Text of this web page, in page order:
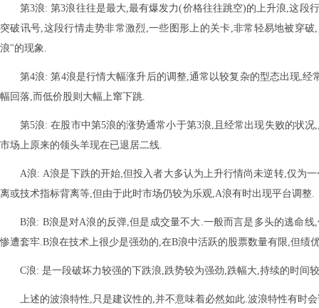
第3浪: 第3浪往往是最大,最有爆发力(价格往往跳空)的上升浪,这段
突破讯号,这段行情走势非常激烈,一些图形上的关卡,非常轻易地被穿
浪"的现象.
第4浪: 第4浪是行情大幅涨升后的调整,通常以较复杂的型态出现,
幅回落,而低价股则大幅上窜下跳.
第5浪: 在股市中第5浪的涨势通常小于第3浪,且经常出现失败的状
市场上原来的领头羊现在已退居二线.
A浪: A浪是下跌的开始,但投入者大多认为上升行情尚未逆转,仅为
离或技术指标背离等,但由于此时市场仍较为乐观,A浪有时出现平台调整.
B浪: B浪是对A浪的反弹,但是成交量不大.一般而言是多头的逃命
惨遭套牢.B浪在技术上很少是强劲的,在B浪中活跃的股票数量有限,但绩
C浪: 是一段破坏力较强的下跌浪,跌势较为强劲,跌幅大,持续的时间
上述的波浪特性,只是建议性的,并不意味着必然如此.波浪特性有时